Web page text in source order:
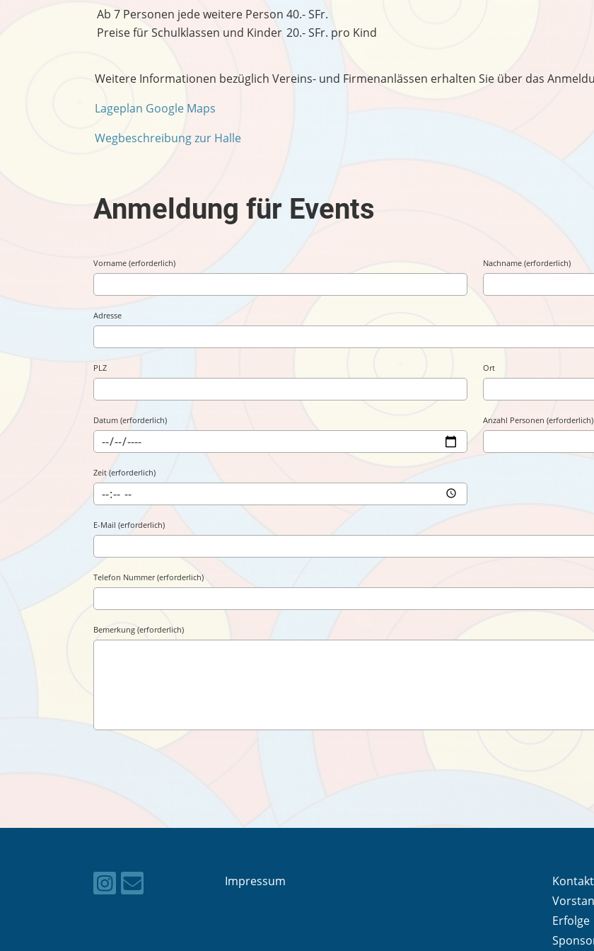
Ab 7 Personen jede weitere Person 40.- SFr.
Preise für Schulklassen und Kinder 20.- SFr. pro Kind
Weitere Informationen bezüglich Vereins- und Firmenanlässen erhalten Sie über das
Lageplan Google Maps
Wegbeschreibung zur Halle
Anmeldung für Events
Vorname (erforderlich) Nachname (erforderlich)
Adresse
PLZ Ort
Datum (erforderlich) Anzahl Personen (erforderlich)
Zeit (erforderlich)
E-Mail (erforderlich)
Telefon Nummer (erforderlich)
Bemerkung (erforderlich)
Impressum Kontakt
Erfolge